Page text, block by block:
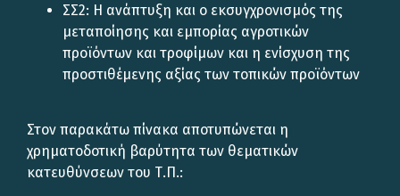
ΣΣ2: Η ανάπτυξη και ο εκσυγχρονισμός της
μεταποίησης και εμπορίας αγροτικών
προϊόντων και τροφίμων και η ενίσχυση της
προστιθέμενης αξίας των τοπικών προϊόντων
Στον παρακάτω πίνακα αποτυπώνεται η
χρηματοδοτική βαρύτητα των θεματικών
κατευθύνσεων του Τ.Π.: